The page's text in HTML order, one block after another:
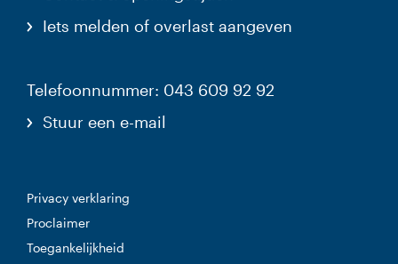
Iets melden of overlast aangeven
Telefoonnummer: 043 609 92 92
Stuur een e-mail
Privacy verklaring
Proclaimer
Toegankelijkheid